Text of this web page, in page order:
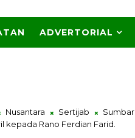
ADVERTORIAL
Nusantara Sertijab Sumbar
kepada Rano Ferdian Farid.